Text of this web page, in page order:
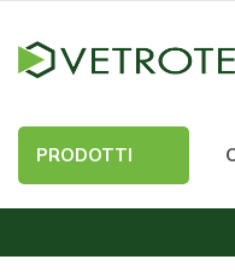
PRODOTTI